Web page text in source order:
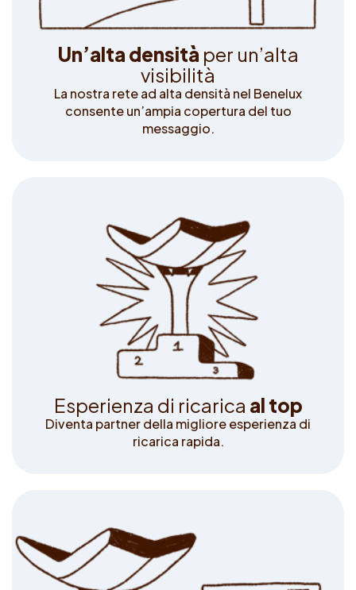
Un’alta densità per un’alta
visibilità
La nostra rete ad alta densità nel Benelux
consente un’ampia copertura del tuo
messaggio.
Esperienza di ricarica al top
Diventa partner della migliore esperienza di
ricarica rapida.